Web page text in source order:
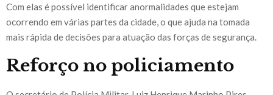
Com elas é possível identificar anormalidades que estejam
ocorrendo em várias partes da cidade, o que ajuda na tomada
mais rápida de decisões para atuação das forças de segurança.
Reforço no policiamento